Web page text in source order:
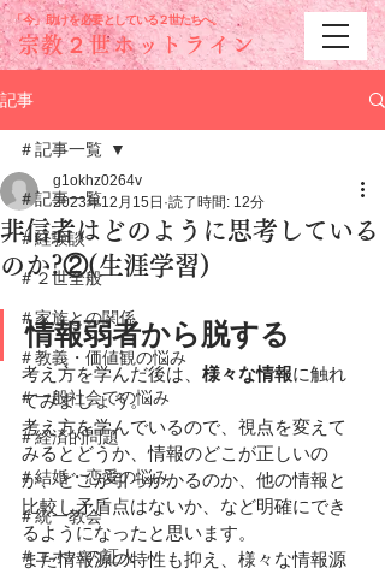
宗教２世ホットライン
「今」助けを必要と している２世たちへ。
記事
＃記事一覧
＃経験談
＃２世全般
＃家族との関係
＃教義・価値観の悩み
＃一般社会での悩み
＃経済的問題
＃結婚・恋愛の悩み
＃統一教会
＃エホバの証人
＃記事一覧
非信者はどのように思考している
のか?②(生涯学習)
g1okhz0264v
2023年12月15日 読了時間: 12分
情報弱者から脱する
考え方を学んだ後は、 様々な情報に触れ
てみましょう。
考え方を学んでいるので、視点を変えて
みるとどうか、情報のどこが正しいの
か、どこが引っかかるのか、他の情報と
比較し矛盾点はないか、など明確にでき
るようになったと思います。
また情報源の特性も抑え、様々な情報源